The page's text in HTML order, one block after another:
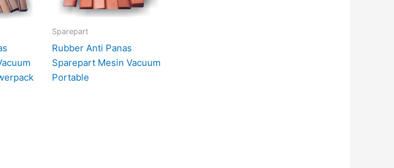
Sparepart
Rubber Anti Panas
Sparepart Mesin Vacuum
Portable